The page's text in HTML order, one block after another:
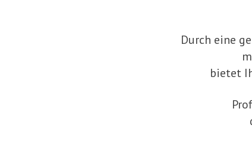
Durch eine
bietet